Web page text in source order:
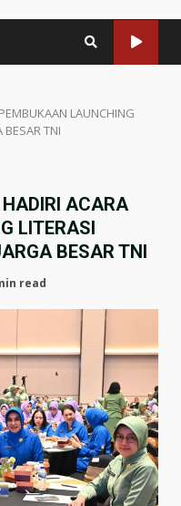
LAUNCHING
BESAR TNI
ACARA
LITERASI
BESAR TNI
read